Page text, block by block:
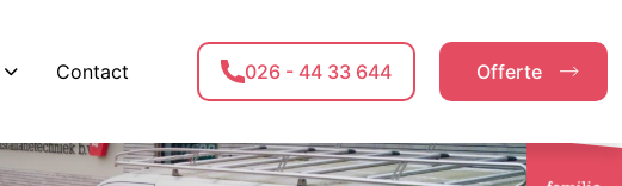
Contact 026 - 44 33 644 Offerte